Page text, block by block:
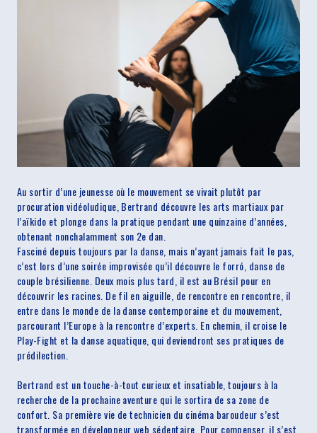
Au sortir d’une jeunesse où le mouvement se vivait plutôt par
procuration vidéoludique, Bertrand découvre les arts martiaux par
l’aïkido et plonge dans la pratique pendant une quinzaine d’années,
obtenant nonchalamment son 2e dan.
Fasciné depuis toujours par la danse, mais n’ayant jamais fait le pas,
c’est lors d’une soirée improvisée qu’il découvre le forró, danse de
couple brésilienne. Deux mois plus tard, il est au Brésil pour en
découvrir les racines. De fil en aiguille, de rencontre en rencontre, il
entre dans le monde de la danse contemporaine et du mouvement,
parcourant l’Europe à la rencontre d’experts. En chemin, il croise le
Play-Fight et la danse aquatique, qui deviendront ses pratiques de
prédilection.
Bertrand est un touche-à-tout curieux et insatiable, toujours à la
recherche de la prochaine aventure qui le sortira de sa zone de
confort. Sa première vie de technicien du cinéma baroudeur s’est
transformée en développeur web sédentaire. Pour compenser, il s’est